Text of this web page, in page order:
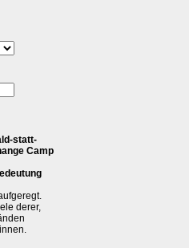
statt-
Camp
derer,